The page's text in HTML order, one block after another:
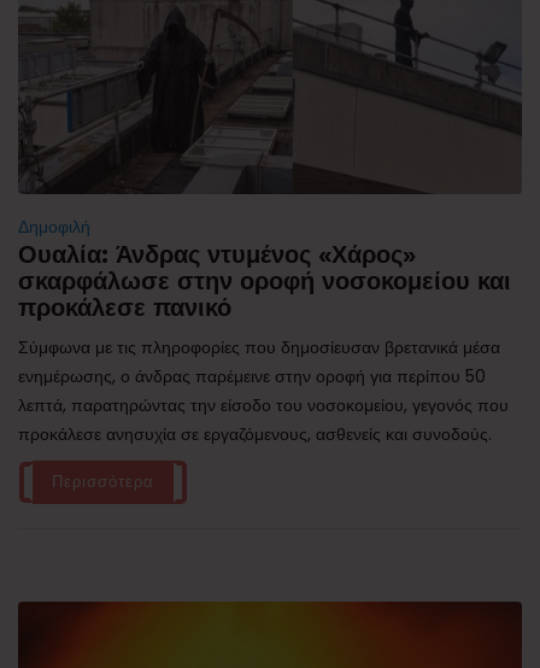
Δημοφιλή
Ουαλία: Άνδρας ντυμένος «Χάρος»
σκαρφάλωσε στην οροφή νοσοκομείου και
προκάλεσε πανικό
Σύμφωνα με τις πληροφορίες που δημοσίευσαν βρετανικά μέσα
ενημέρωσης, ο άνδρας παρέμεινε στην οροφή για περίπου 50
λεπτά, παρατηρώντας την είσοδο του νοσοκομείου, γεγονός που
προκάλεσε ανησυχία σε εργαζόμενους, ασθενείς και συνοδούς.
Περισσότερα